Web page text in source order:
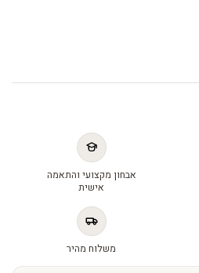
אבחון מקצועי והתאמה
אישית
משלוח מהיר